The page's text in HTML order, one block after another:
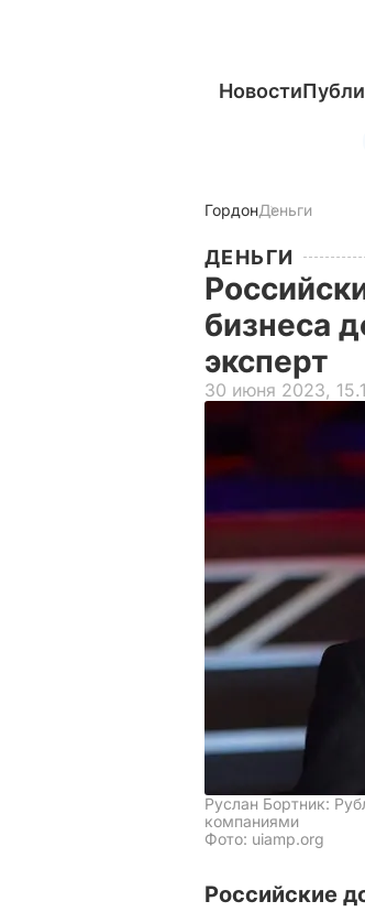
Новости
ГордонДеньги
ДЕНЬГИ
бизнеса
эксперт
30 июня 2023,
Руслан Бортник:
компаниями
Фото: uiamp.org
Российские